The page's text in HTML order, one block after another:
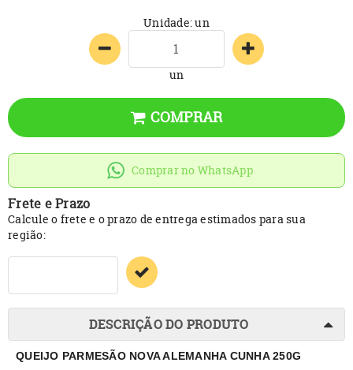
Unidade: un
un
COMPRAR
Comprar no WhatsApp
Frete e Prazo
Calcule o frete e o prazo de entrega estimados para sua
região:
DESCRIÇÃO DO PRODUTO
QUEIJO PARMESÃO NOVA ALEMANHA CUNHA 250G